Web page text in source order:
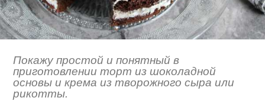
Покажу простой и понятный в
приготовлении торт из шоколадной
основы и крема из творожного сыра или
рикотты.